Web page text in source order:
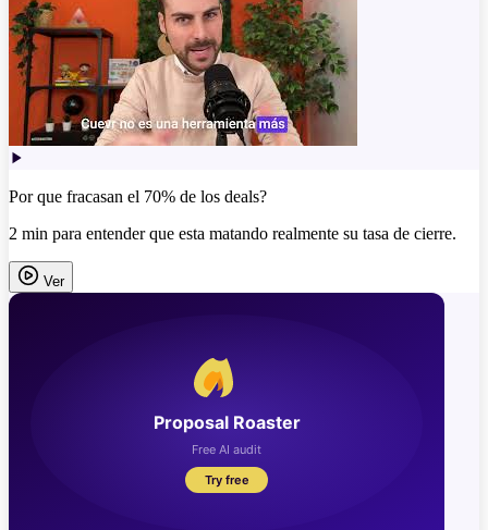
Por que fracasan el 70% de los deals?
2 min para entender que esta matando realmente su tasa de cierre.
Ver